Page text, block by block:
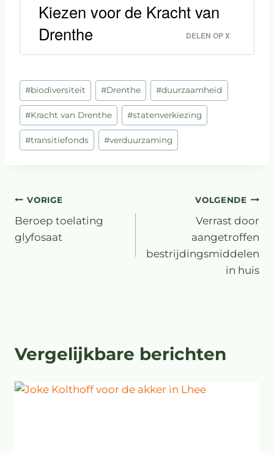
Kiezen voor de Kracht van
Drenthe
DELEN OP X
#biodiversiteit #Drenthe #duurzaamheid
#Kracht van Drenthe #statenverkiezing
#transitiefonds #verduurzaming
VORIGE
Beroep toelating
glyfosaat
VOLGENDE
Verrast door
aangetroffen
bestrijdingsmiddelen
in huis
Vergelijkbare berichten